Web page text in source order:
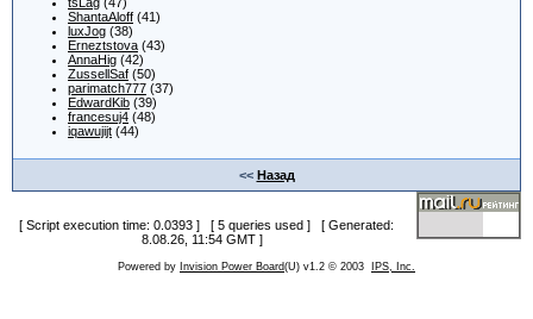
ShantaAloff (41)
luxJog (38)
Erneztstova (43)
AnnaHig (42)
ZussellSaf (50)
parimatch777 (37)
EdwardKib (39)
francesuj4 (48)
iqawujijt (44)
<< Назад
[ Script execution time: 0.0393 ] [ 5 queries used ] [ Generated:
8.08.26, 11:54 GMT ]
Powered by Invision Power Board(U) v1.2 © 2003 IPS, Inc.